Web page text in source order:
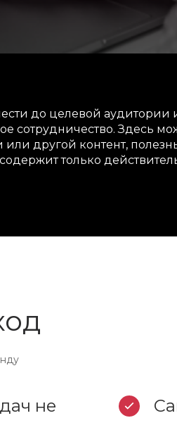
до целевой
сотрудничество. Здесь
другой контент,
только
не